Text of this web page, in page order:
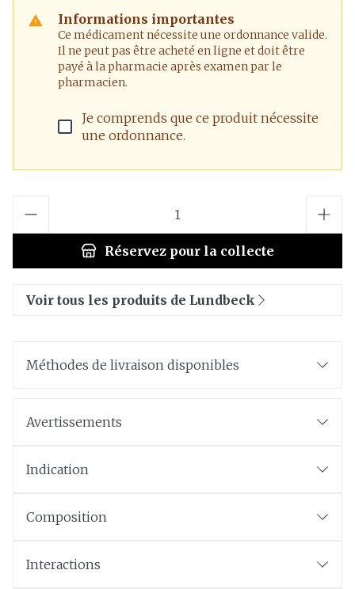
Informations importantes
Ce médicament nécessite une ordonnance valide.
Il ne peut pas être acheté en ligne et doit être
payé à la pharmacie après examen par le
pharmacien.
Je comprends que ce produit nécessite
une ordonnance.
Réservez pour la collecte
Voir tous les produits de Lundbeck
Méthodes de livraison disponibles
Avertissements
Indication
Composition
Interactions